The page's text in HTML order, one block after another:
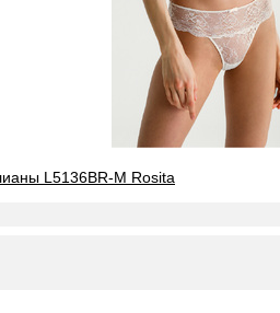
L5136BR-M Rosita